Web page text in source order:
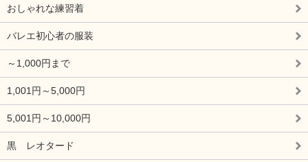
おしゃれな練習着
バレエ初心者の服装
～1,000円まで
1,001円～5,000円
5,001円～10,000円
黒 レオタード